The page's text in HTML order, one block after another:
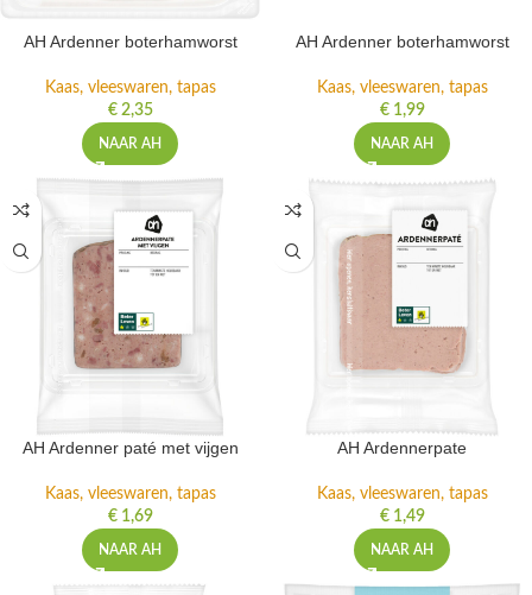
AH Ardenner boterhamworst
Kaas, vleeswaren, tapas
€2,35
NAAR AH
AH Ardenner boterhamworst
Kaas, vleeswaren, tapas
€1,99
NAAR AH
AH Ardenner paté met vijgen
Kaas, vleeswaren, tapas
€1,69
NAAR AH
AH Ardennerpate
Kaas, vleeswaren, tapas
€1,49
NAAR AH